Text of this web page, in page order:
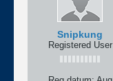
Snipkung
Registered User